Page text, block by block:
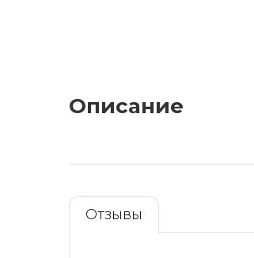
Описание
Отзывы